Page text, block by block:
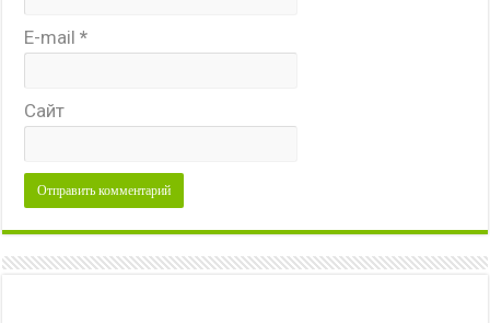
E-mail*
Сайт